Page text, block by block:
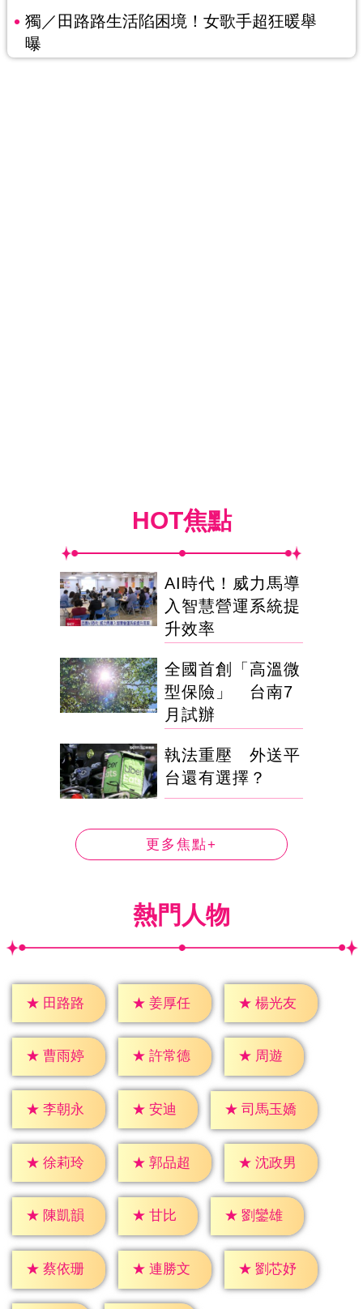
獨／田路路生活陷困境！女歌手超狂暖舉
曝
HOT焦點
AI時代！威力馬導
入智慧營運系統提
升效率
全國首創「高溫微
型保險」 台南7
月試辦
執法重壓 外送平
台還有選擇？
更多焦點+
熱門人物
★ 田路路 ★ 姜厚任 ★ 楊光友
★ 曹雨婷 ★ 許常德 ★ 周遊
★ 李朝永 ★ 安迪 ★ 司馬玉嬌
★ 徐莉玲 ★ 郭品超 ★ 沈政男
★ 陳凱韻 ★ 甘比 ★ 劉鑾雄
★ 蔡依珊 ★ 連勝文 ★ 劉芯妤